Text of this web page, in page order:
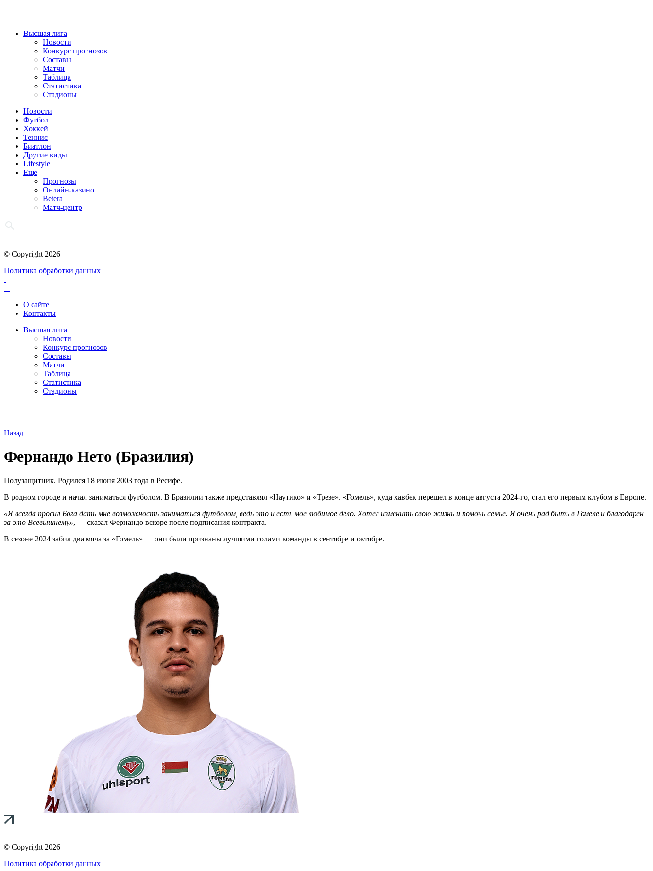
Высшая лига
Новости
Конкурс прогнозов
Составы
Матчи
Таблица
Статистика
Стадионы
Новости
Футбол
Хоккей
Теннис
Биатлон
Другие виды
Lifestyle
Еще
Прогнозы
Онлайн-казино
Betera
Матч-центр
© Copyright 2026
Политика обработки данных
О сайте
Контакты
Высшая лига
Новости
Конкурс прогнозов
Составы
Матчи
Таблица
Статистика
Стадионы
Назад
Фернандо Нето (Бразилия)
Полузащитник. Родился 18 июня 2003 года в Ресифе.
В родном городе и начал заниматься футболом. В Бразилии также представлял «Наутико» и «Трезе». «Гомель», куда хавбек перешел в конце августа 2024-го, стал его первым клубом в Европе.
«Я всегда просил Бога дать мне возможность заниматься футболом, ведь это и есть мое любимое дело. Хотел изменить свою жизнь и помочь семье. Я очень рад быть в Гомеле и благодарен
за это Всевышнему», — сказал Фернандо вскоре после подписания контракта.
В сезоне-2024 забил два мяча за «Гомель» — они были признаны лучшими голами команды в сентябре и октябре.
© Copyright 2026
Политика обработки данных